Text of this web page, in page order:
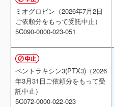
ミオグロビン（2026年7月2日
ご依頼分をもって受託中止）
5C090-0000-023-051
ペントラキシン3(PTX3)（2026
年3月31日ご依頼分をもって受
託中止）
5C072-0000-022-023
ミオグロビン（2026年7月2日
ご依頼分をもって受託中止）
5C090-0000-023-051
ペントラキシン3(PTX3)（2026
年3月31日ご依頼分をもって受
託中止）
5C072-0000-022-023